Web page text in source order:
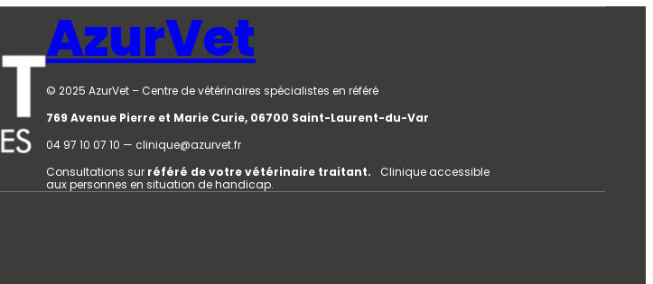
AzurVet
© 2025 AzurVet – Centre de vétérinaires spécialistes en référé
769 Avenue Pierre et Marie Curie, 06700 Saint-Laurent-du-Var
04 97 10 07 10 — clinique@azurvet.fr
Consultations sur référé de votre vétérinaire traitant. Clinique accessible
aux personnes en situation de handicap.